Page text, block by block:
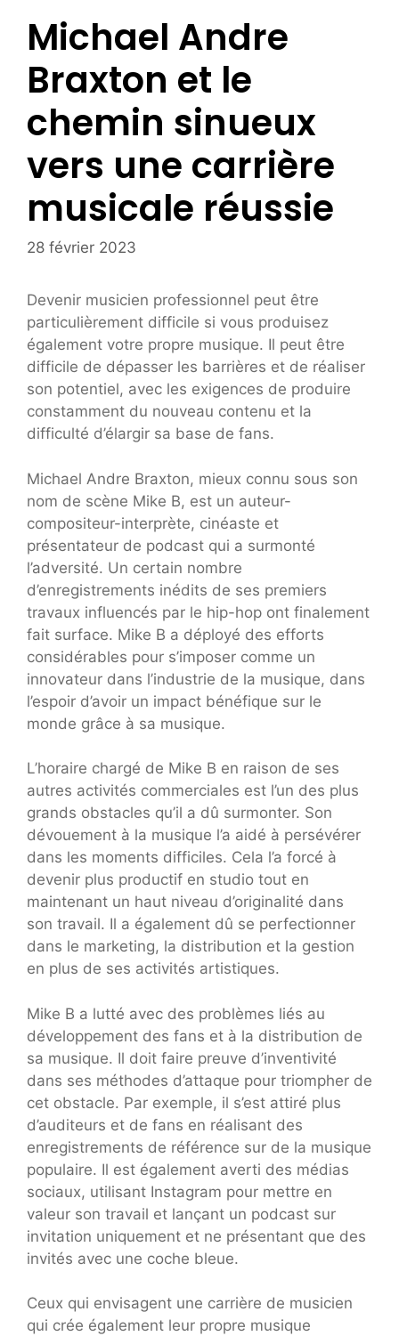
Michael Andre
Braxton et le
chemin sinueux
vers une carrière
musicale réussie
28 février 2023
Devenir musicien professionnel peut être
particulièrement difficile si vous produisez
également votre propre musique. Il peut être
difficile de dépasser les barrières et de réaliser
son potentiel, avec les exigences de produire
constamment du nouveau contenu et la
difficulté d’élargir sa base de fans.
Michael Andre Braxton, mieux connu sous son
nom de scène Mike B, est un auteur-
compositeur-interprète, cinéaste et
présentateur de podcast qui a surmonté
l’adversité. Un certain nombre
d’enregistrements inédits de ses premiers
travaux influencés par le hip-hop ont finalement
fait surface. Mike B a déployé des efforts
considérables pour s’imposer comme un
innovateur dans l’industrie de la musique, dans
l’espoir d’avoir un impact bénéfique sur le
monde grâce à sa musique.
L’horaire chargé de Mike B en raison de ses
autres activités commerciales est l’un des plus
grands obstacles qu’il a dû surmonter. Son
dévouement à la musique l’a aidé à persévérer
dans les moments difficiles. Cela l’a forcé à
devenir plus productif en studio tout en
maintenant un haut niveau d’originalité dans
son travail. Il a également dû se perfectionner
dans le marketing, la distribution et la gestion
en plus de ses activités artistiques.
Mike B a lutté avec des problèmes liés au
développement des fans et à la distribution de
sa musique. Il doit faire preuve d’inventivité
dans ses méthodes d’attaque pour triompher de
cet obstacle. Par exemple, il s’est attiré plus
d’auditeurs et de fans en réalisant des
enregistrements de référence sur de la musique
populaire. Il est également averti des médias
sociaux, utilisant Instagram pour mettre en
valeur son travail et lançant un podcast sur
invitation uniquement et ne présentant que des
invités avec une coche bleue.
Ceux qui envisagent une carrière de musicien
qui crée également leur propre musique